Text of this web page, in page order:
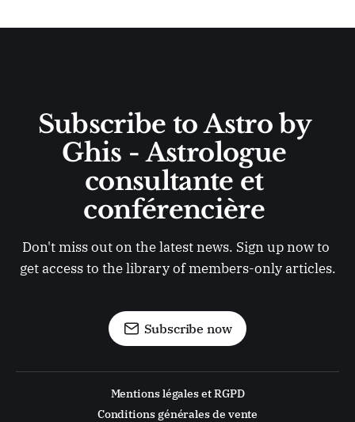
Subscribe to Astro by
Ghis - Astrologue
consultante et
conférencière
Don't miss out on the latest news. Sign up now to
get access to the library of members-only articles.
Subscribe now
Mentions légales et RGPD
Conditions générales de vente